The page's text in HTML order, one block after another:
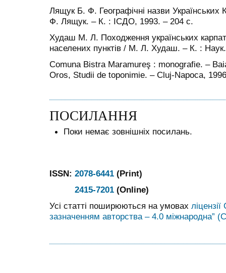
Лящук Б. Ф. Географічні назви Українських
Ф. Лящук. – К. : ІСДО, 1993. – 204 с.
Худаш М. Л. Походження українських
населених пунктів / М. Л. Худаш. – К. :
Comuna Bistra Maramureş : monografie. –
Oros, Studii de toponimie. – Cluj-Napoca,
ПОСИЛАННЯ
Поки немає зовнішніх посилань.
ISSN: 2078-6441 (Print)
2415-7201 (Online)
Усі статті поширюються на умовах
зазначенням авторства – 4.0 міжнародна”